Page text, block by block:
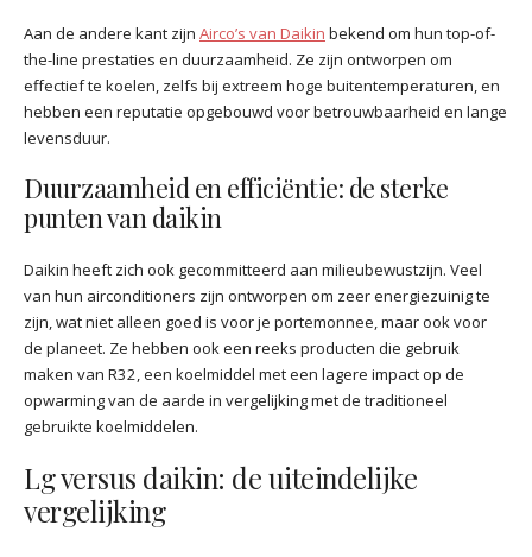
Aan de andere kant zijn Airco’s van Daikin bekend om hun top-of-
the-line prestaties en duurzaamheid. Ze zijn ontworpen om
effectief te koelen, zelfs bij extreem hoge buitentemperaturen, en
hebben een reputatie opgebouwd voor betrouwbaarheid en lange
levensduur.
Duurzaamheid en efficiëntie: de sterke
punten van daikin
Daikin heeft zich ook gecommitteerd aan milieubewustzijn. Veel
van hun airconditioners zijn ontworpen om zeer energiezuinig te
zijn, wat niet alleen goed is voor je portemonnee, maar ook voor
de planeet. Ze hebben ook een reeks producten die gebruik
maken van R32, een koelmiddel met een lagere impact op de
opwarming van de aarde in vergelijking met de traditioneel
gebruikte koelmiddelen.
Lg versus daikin: de uiteindelijke
vergelijking